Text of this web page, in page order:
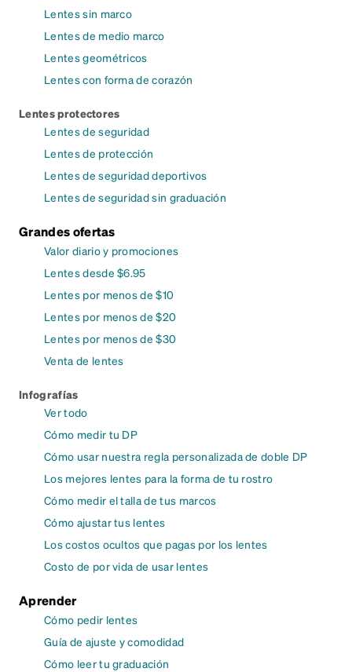
Lentes sin marco
Lentes de medio marco
Lentes geométricos
Lentes con forma de corazón
Lentes protectores
Lentes de seguridad
Lentes de protección
Lentes de seguridad deportivos
Lentes de seguridad sin graduación
Grandes ofertas
Valor diario y promociones
Lentes desde $6.95
Lentes por menos de $10
Lentes por menos de $20
Lentes por menos de $30
Venta de lentes
Infografías
Ver todo
Cómo medir tu DP
Cómo usar nuestra regla personalizada de doble DP
Los mejores lentes para la forma de tu rostro
Cómo medir el talla de tus marcos
Cómo ajustar tus lentes
Los costos ocultos que pagas por los lentes
Costo de por vida de usar lentes
Aprender
Cómo pedir lentes
Guía de ajuste y comodidad
Cómo leer tu graduación